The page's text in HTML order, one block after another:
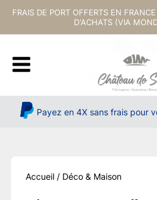
FRAIS DE PORT OFFERTS EN
D'ACHATS (VIA
Payez en 4X sans frais pour
Accueil / Déco & Maison